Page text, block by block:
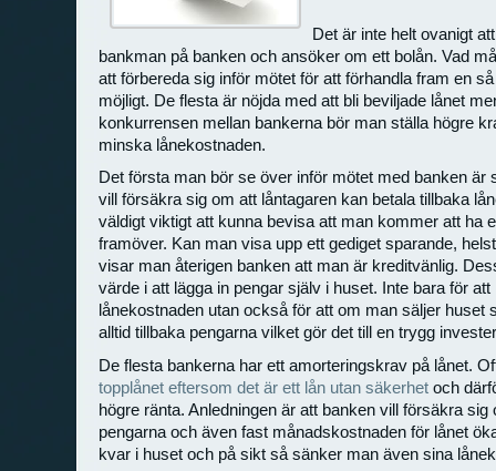
Det är inte helt ovanigt
bankman på banken och ansöker om ett bolån. Vad
att förbereda sig inför mötet för att förhandla fram en
möjligt. De flesta är nöjda med att bli beviljade lånet
konkurrensen mellan bankerna bör man ställa högre
minska lånekostnaden.
Det första man bör se över inför mötet med banken är
vill försäkra sig om att låntagaren kan betala tillbaka
väldigt viktigt att kunna bevisa att man kommer att ha
framöver. Kan man visa upp ett gediget sparande,
visar man återigen banken att man är kreditvänlig.
värde i att lägga in pengar själv i huset. Inte bara för
lånekostnaden utan också för att om man säljer huset
alltid tillbaka pengarna vilket gör det till en trygg
De flesta bankerna har ett amorteringskrav på lånet.
topplånet eftersom det är ett lån utan säkerhet och
högre ränta. Anledningen är att banken vill försäkra sig
pengarna och även fast månadskostnaden för lånet
kvar i huset och på sikt så sänker man även sina